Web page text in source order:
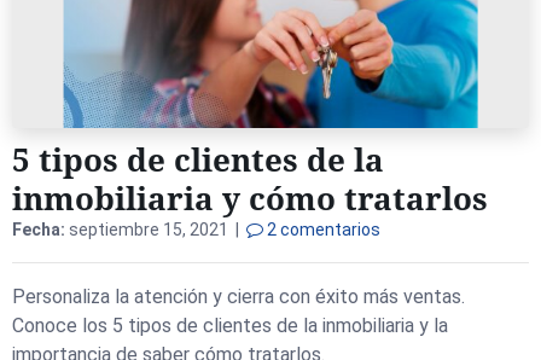
5 tipos de clientes de la
inmobiliaria y cómo tratarlos
Fecha: septiembre 15, 2021 | 2 comentarios
Personaliza la atención y cierra con éxito más ventas.
Conoce los 5 tipos de clientes de la inmobiliaria y la
importancia de saber cómo tratarlos.